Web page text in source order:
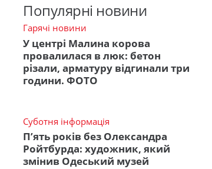
Популярні новини
Гарячі новини
У центрі Малина корова
провалилася в люк: бетон
різали, арматуру відгинали три
години. ФОТО
Суботня інформація
П’ять років без Олександра
Ройтбурда: художник, який
змінив Одеський музей